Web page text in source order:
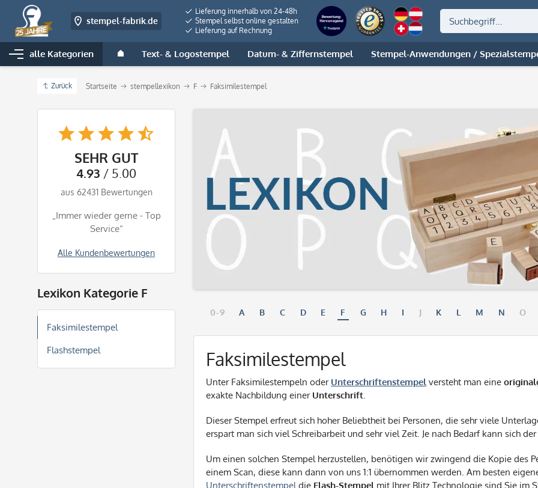
stempel-fabrik.de
Lieferung innerhalb von 24-48h
Stempel selbst online gestalten
Lieferung auf Rechnung
alle Kategorien Text- & Logostempel Datum- & Ziffernstempel Stempel-Anwendungen /
Zurück Startseite stempellexikon F Faksimilestempel
SEHR GUT
4.93 / 5.00
aus 62431 Bewertungen
Alle Kundenbewertungen
„Immer wieder gerne - Top
Service“
Lexikon Kategorie F
Faksimilestempel
Flashstempel
0-9 A B C D E F G H I J K L M N O
Faksimilestempel
Unter Faksimilestempeln oder Unterschriftenstempelversteht man eine
exakte Nachbildung einer Unterschrift.
Dieser Stempel erfreut sich hoher Beliebtheit bei Personen, die sehr viele
erspart man sich viel Schreibarbeit und sehr viel Zeit. Je nach Bedarf kann sich
Um einen solchen Stempel herzustellen, benötigen wir zwingend die Kopie des
einem Scan, diese kann dann von uns 1:1 übernommen werden. Am besten
Unterschriftenstempeldie Flash-Stempelmit Ihrer Blitz Technologie sind Sie im